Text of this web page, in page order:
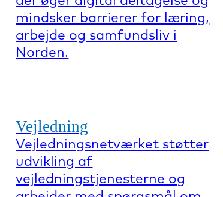
mindsker barrierer for læring,
arbejde og samfundsliv i
Norden.
Vejledning
Vejledningsnetværket støtter
udvikling af
vejledningstjenesterne og